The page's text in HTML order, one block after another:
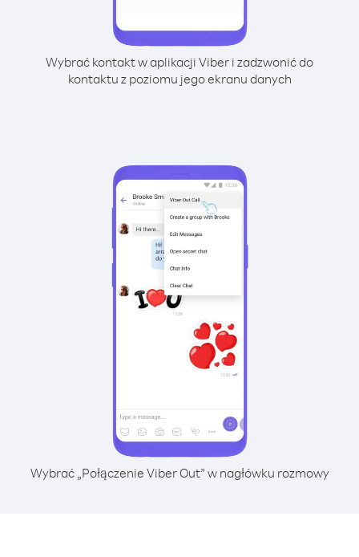
Wybrać kontakt w aplikacji Viber i zadzwonić do
kontaktu z poziomu jego ekranu danych
Wybrać „Połączenie Viber Out” w nagłówku rozmowy